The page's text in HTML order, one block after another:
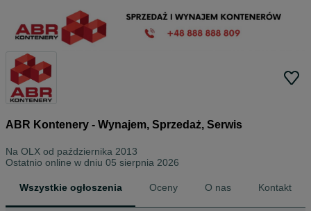
ABR Kontenery - Wynajem, Sprzedaż, Serwis
Na OLX od października 2013
Ostatnio online w dniu 05 sierpnia 2026
Wszystkie ogłoszenia Oceny O nas Kontakt